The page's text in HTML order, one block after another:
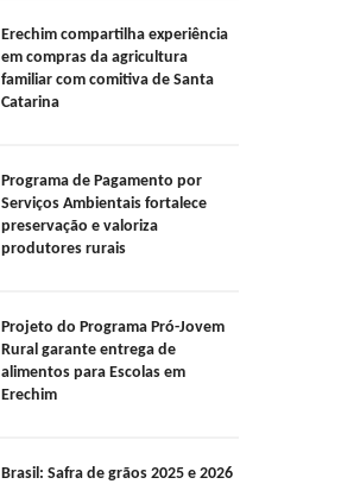
Erechim compartilha experiência
em compras da agricultura
familiar com comitiva de Santa
Catarina
Programa de Pagamento por
Serviços Ambientais fortalece
preservação e valoriza
produtores rurais
Projeto do Programa Pró-Jovem
Rural garante entrega de
alimentos para Escolas em
Erechim
Brasil: Safra de grãos 2025 e 2026